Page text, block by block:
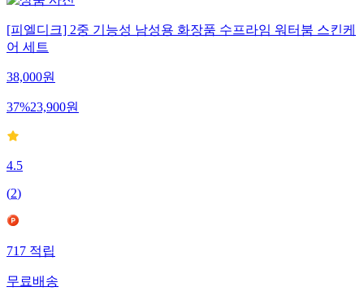
[피엘디크] 2중 기능성 남성용 화장품 수프라임 워터붐 스킨케
어 세트
38,000원
37%23,900원
4.5
(2)
717 적립
무료배송